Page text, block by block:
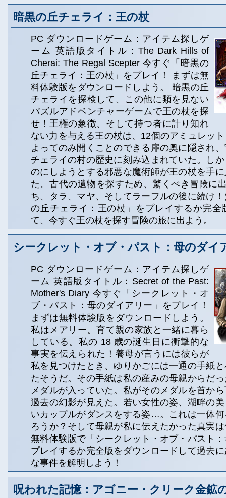
暗黒の丘チェライ：王の杖
PC ダウンロードゲーム：アイテム探しゲ
ーム 英語版タイトル：The Dark Hills of
Cherai: The Regal Scepter 今すぐ「暗黒の
丘チェライ：王の杖」をプレイ！ まずは無
料体験版をダウンロードしよう。 暗黒の丘
チェライを探検して、この他に類を見ない
パズルアドベンチャーゲームで王の杖を探
せ！王権の象徴、そして持つ者に計り知れ
ない力を与える王の杖は、12個のアミュレッ
よってのみ開くことのできる扉の奥に隠され
チェライの村の歴史に刻み込まれていた。し
のにしようとする邪悪な魔術師が王の杖を手
た。古代の遺物を探すため、驚くべき冒険に
ち、タラ、マヤ、そしてラーフルの後に続け
の丘チェライ：王の杖」をプレイするか完全
て、今すぐ王の杖を探す冒険の旅に出よう。
シークレット・オブ・パスト：母のダイ
PC ダウンロードゲーム：アイテム探しゲ
ーム 英語版タイトル：Secret of the Past:
Mother's Diary 今すぐ「シークレット・オ
ブ・パスト：母のダイアリー」をプレイ！
まずは無料体験版をダウンロードしよう。
私はメアリー。育て親の家族と一緒に暮ら
している。私の 18 歳の誕生日に衝撃的な
事実を伝えられた！養母が言うには彼らが
私を見つけたとき、ゆりかごには一通の手紙
たそうだ。その手紙は私の産みの母親からだ
メダルが入っていた。私がそのメダルを首か
過去の幻影が見えた。若い女性の姿、湖畔の
いカップルがダンスをする姿…。これは一体
ろうか？そして母親が私に伝えたかった真実
無料体験版で「シークレット・オブ・パスト
プレイするか完全版をダウンロードして過去
な事件を解明しよう！
呪われた記憶：アゴニー・クリーク金鉱